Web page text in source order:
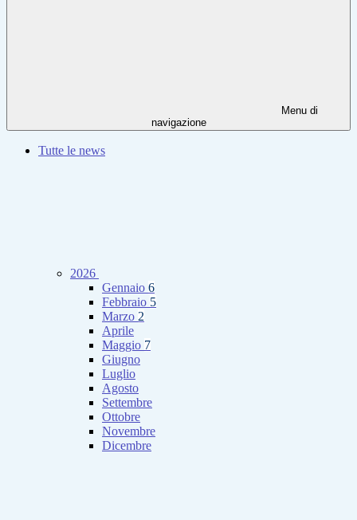
Menu di
navigazione
Tutte le news
2026
Gennaio 6
Febbraio 5
Marzo 2
Aprile
Maggio 7
Giugno
Luglio
Agosto
Settembre
Ottobre
Novembre
Dicembre